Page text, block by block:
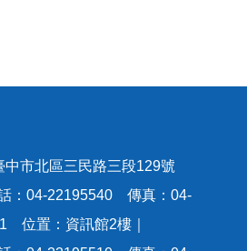
市北區三民路三段129號
：04-22195540 傳真：04-
位置：資訊館2樓｜